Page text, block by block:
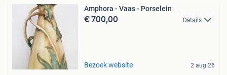
Amphora - Vaas - Porselein
€ 700,00 Details
Bezoek website 2 aug 26